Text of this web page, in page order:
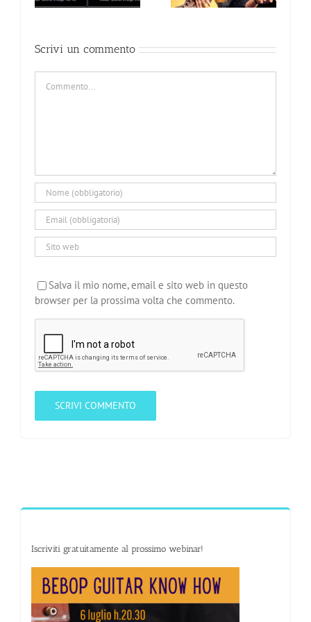
Scrivi un commento
Salva il mio nome, email e sito web in questo
browser per la prossima volta che commento.
Iscriviti gratuitamente al prossimo webinar!